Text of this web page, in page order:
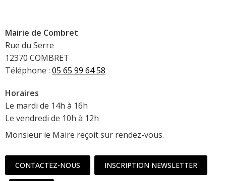
Mairie de Combret
Rue du Serre
12370 COMBRET
Téléphone : 05 65 99 64 58
Horaires
Le mardi de 14h à 16h
Le vendredi de 10h à 12h
Monsieur le Maire reçoit sur rendez-vous.
CONTACTEZ-NOUS INSCRIPTION NEWSLETTER